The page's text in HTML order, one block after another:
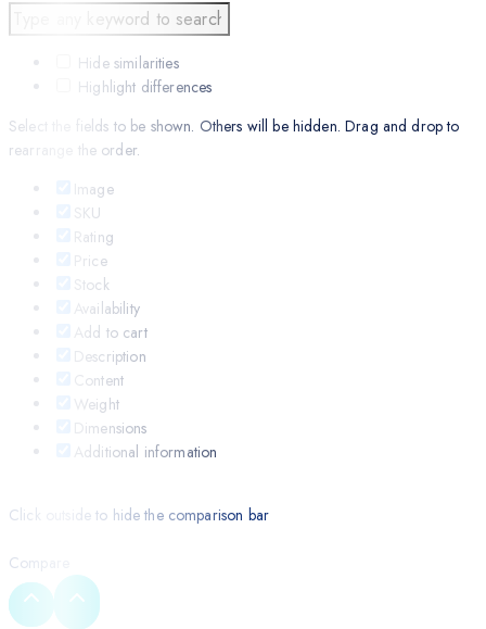
Hide similarities
Highlight differences
Select the fields to be shown. Others will be hidden. Drag and drop to
rearrange the order.
Image
SKU
Rating
Price
Stock
Availability
Add to cart
Description
Content
Weight
Dimensions
Additional information
Click outside to hide the comparison bar
Compare